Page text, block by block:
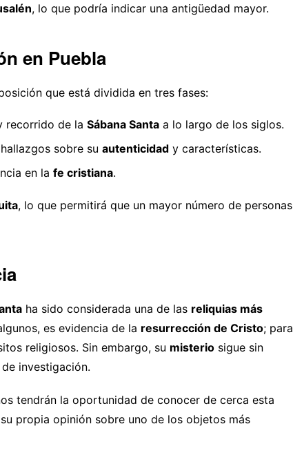
, lo que podría indicar una antigüedad mayor.
en Puebla
que está dividida en tres fases:
recorrido de la Sábana Santa a lo largo de los siglos.
sobre su autenticidad y características.
en la fe cristiana.
, lo que permitirá que un mayor número de personas
ha sido considerada una de las reliquias más
es evidencia de la resurrección de Cristo; para
religiosos. Sin embargo, su misterio sigue sin
investigación.
tendrán la oportunidad de conocer de cerca esta
propia opinión sobre uno de los objetos más